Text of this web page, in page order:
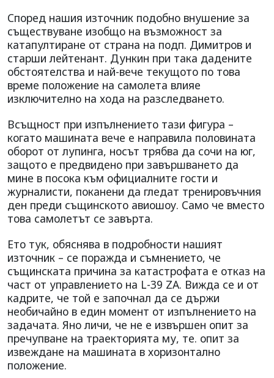
Според нашия източник подобно внушение за
съществуване изобщо на възможност за
катапултиране от страна на подп. Димитров и
старши лейтенант. Дункин при така дадените
обстоятелства и най-вече текущото по това
време положение на самолета влияе
изключително на хода на разследването.
Всъщност при изпълнението тази фигура –
когато машината вече е направила половината
оборот от лупинга, носът трябва да сочи на юг,
защото е предвидено при завършването да
мине в посока към официалните гости и
журналисти, поканени да гледат тренировъчния
ден преди същинското авиошоу. Само че вместо
това самолетът се завърта.
Ето тук, обяснява в подробности нашият
източник – се поражда и съмнението, че
същинската причина за катастрофата е отказ на
част от управлението на L-39 ZА. Вижда се и от
кадрите, че той е започнал да се държи
необичайно в един момент от изпълнението на
задачата. Яно личи, че не е извършен опит за
пречупване на траекторията му, те. опит за
извеждане на машината в хоризонтално
положение.